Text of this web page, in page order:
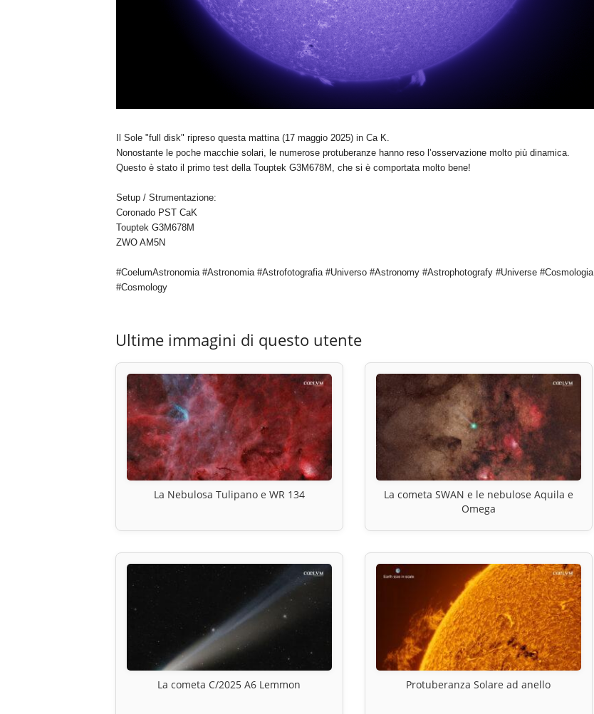
Il Sole "full disk" ripreso questa mattina (17 maggio 2025) in Ca K.
Nonostante le poche macchie solari, le numerose protuberanze hanno reso l’osservazione molto più dinamica.
Questo è stato il primo test della Touptek G3M678M, che si è comportata molto bene!
Setup / Strumentazione:
Coronado PST CaK
Touptek G3M678M
ZWO AM5N
#CoelumAstronomia #Astronomia #Astrofotografia #Universo #Astronomy #Astrophotografy #Universe #Cosmologia
#Cosmology
Ultime immagini di questo utente
La Nebulosa Tulipano e WR 134
La cometa SWAN e le nebulose Aquila e
Omega
La cometa C/2025 A6 Lemmon Protuberanza Solare ad anello